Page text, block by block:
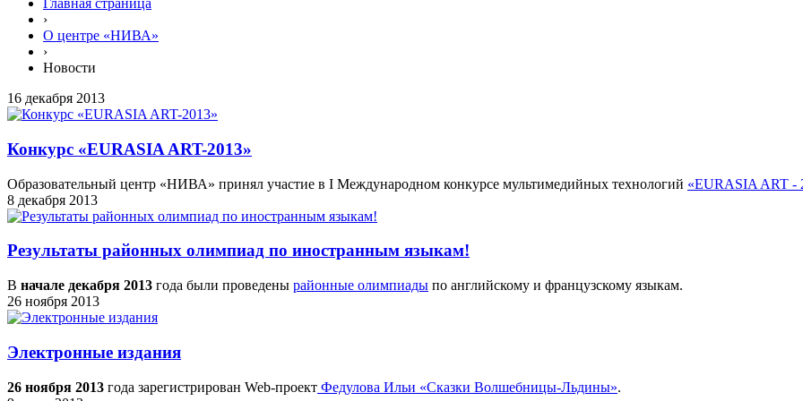
Главная страница
›
О центре «НИВА»
›
Новости
16 декабря 2013
Конкурс «EURASIA ART-2013»
Образовательный центр «НИВА» принял участие в I Международном конкурсе мультимедийных технологий «EURASIA ART -
8 декабря 2013
Результаты районных олимпиад по иностранным языкам!
В начале декабря 2013 года были проведены районные олимпиады по английскому и французскому языкам.
26 ноября 2013
Электронные издания
26 ноября 2013 года зарегистрирован Web-проект Федулова Ильи «Сказки Волшебницы-Льдины».